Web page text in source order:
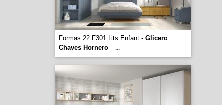
Formas 22 F301 Lits Enfant - Glicero
Chaves Hornero
...